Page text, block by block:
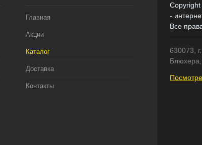
Главная
Акции
Каталог
Доставка
Контакты
-
Все
630073,